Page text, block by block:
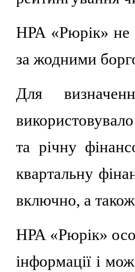
НРА «Рюрік» не
за жодними
Для
та річну
квартальну
включно, а
НРА «Рюрік»
інформації і